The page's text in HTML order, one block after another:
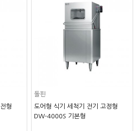
형
돌핀
도어형 식기 세척기 전기 고정형
DW-4000S 기본형